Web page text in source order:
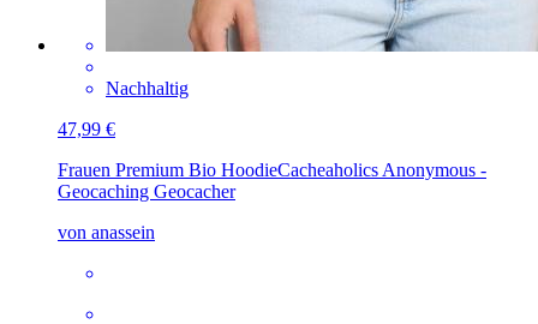
Nachhaltig
47,99 €
Frauen Premium Bio HoodieCacheaholics Anonymous -
Geocaching Geocacher
von anassein